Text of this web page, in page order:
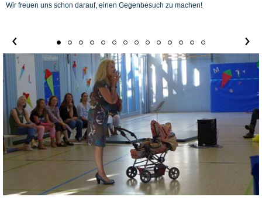
Wir freuen uns schon darauf, einen Gegenbesuch zu machen!
‹ ›